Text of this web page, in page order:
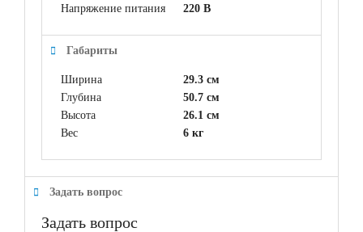
Напряжение питания
220 В
Габариты
Ширина
29.3 см
Глубина
50.7 см
Высота
26.1 см
Вес
6 кг
Задать вопрос
Задать вопрос